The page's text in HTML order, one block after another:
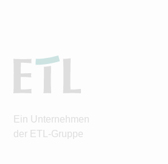
Ein Unternehmen
der ETL-Gruppe